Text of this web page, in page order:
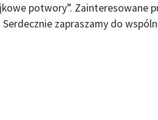
potwory”. Zainteresowane
Serdecznie zapraszamy do